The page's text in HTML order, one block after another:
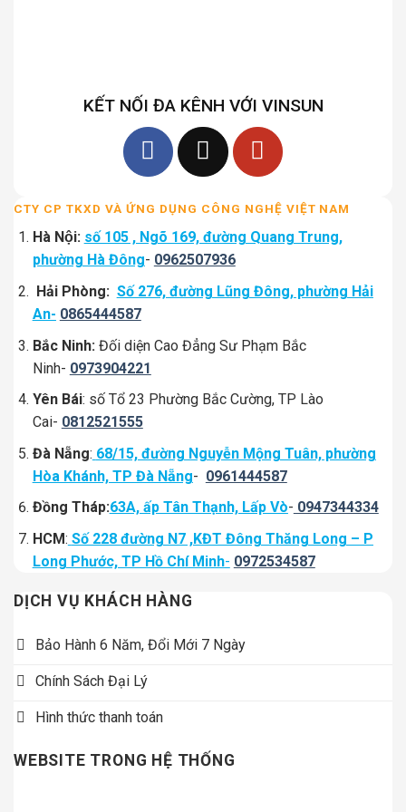
KẾT NỐI ĐA KÊNH VỚI VINSUN
CTY CP TKXD VÀ ỨNG DỤNG CÔNG NGHỆ VIỆT NAM
Hà Nội: số 105 , Ngõ 169, đường Quang Trung,
phường Hà Đông- 0962507936
Hải Phòng: Số 276, đường Lũng Đông, phường Hải
An- 0865444587
Bắc Ninh: Đối diện Cao Đẳng Sư Phạm Bắc
Ninh- 0973904221
Yên Bái: số Tổ 23 Phường Bắc Cường, TP Lào
Cai- 0812521555
Đà Nẵng: 68/15, đường Nguyễn Mộng Tuân, phường
Hòa Khánh, TP Đà Nẵng- 0961444587
Đồng Tháp:63A, ấp Tân Thạnh, Lấp Vò- 0947344334
HCM: Số 228 đường N7 ,KĐT Đông Thăng Long – P
Long Phước, TP Hồ Chí Minh- 0972534587
DỊCH VỤ KHÁCH HÀNG
Bảo Hành 6 Năm, Đổi Mới 7 Ngày
Chính Sách Đại Lý
Hình thức thanh toán
WEBSITE TRONG HỆ THỐNG